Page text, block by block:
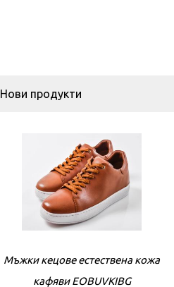
Нови продукти
Мъжки кецове естествена кожа